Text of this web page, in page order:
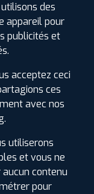
des
appareil pour
publicités et
acceptez ceci
ces
avec nos
utiliserons
et vous ne
contenu
pour